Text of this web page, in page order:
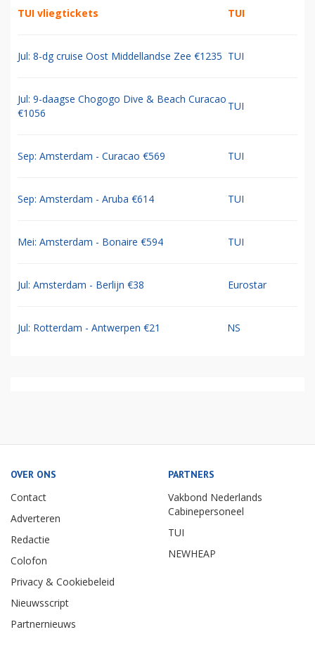
TUI vliegtickets TUI
Jul: 8-dg cruise Oost Middellandse Zee €1235 TUI
Jul: 9-daagse Chogogo Dive & Beach Curacao
€1056
TUI
Sep: Amsterdam - Curacao €569 TUI
Sep: Amsterdam - Aruba €614 TUI
Mei: Amsterdam - Bonaire €594 TUI
Jul: Amsterdam - Berlijn €38 Eurostar
Jul: Rotterdam - Antwerpen €21 NS
OVER ONS
Contact
Adverteren
Redactie
Colofon
Privacy & Cookiebeleid
Nieuwsscript
Partnernieuws
PARTNERS
Vakbond Nederlands
Cabinepersoneel
TUI
NEWHEAP